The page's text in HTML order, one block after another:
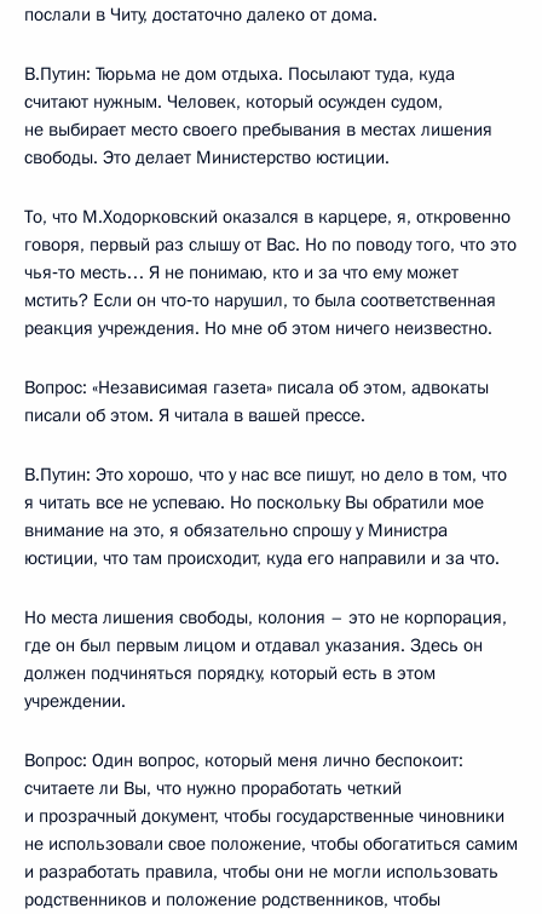
послали в Читу, достаточно далеко от дома.
В.Путин: Тюрьма не дом отдыха. Посылают туда, куда
считают нужным. Человек, который осужден судом,
не выбирает место своего пребывания в местах лишения
свободы. Это делает Министерство юстиции.
То, что М.Ходорковский оказался в карцере, я, откровенно
говоря, первый раз слышу от Вас. Но по поводу того, что это
чья‑то месть… Я не понимаю, кто и за что ему может
мстить? Если он что‑то нарушил, то была соответственная
реакция учреждения. Но мне об этом ничего неизвестно.
Вопрос: «Независимая газета» писала об этом, адвокаты
писали об этом. Я читала в вашей прессе.
В.Путин: Это хорошо, что у нас все пишут, но дело в том, что
я читать все не успеваю. Но поскольку Вы обратили мое
внимание на это, я обязательно спрошу у Министра
юстиции, что там происходит, куда его направили и за что.
Но места лишения свободы, колония – это не корпорация,
где он был первым лицом и отдавал указания. Здесь он
должен подчиняться порядку, который есть в этом
учреждении.
Вопрос: Один вопрос, который меня лично беспокоит:
считаете ли Вы, что нужно проработать четкий
и прозрачный документ, чтобы государственные чиновники
не использовали свое положение, чтобы обогатиться самим
и разработать правила, чтобы они не могли использовать
родственников и положение родственников, чтобы